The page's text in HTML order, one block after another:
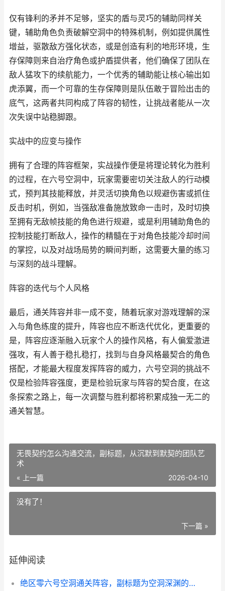
仅有锋利的矛并不足够，坚实的盾与灵巧的辅助同样关
键，辅助角色负责破解空洞中的特殊机制，例如提供属性
增益，驱散敌方强化状态，或是创造有利的地形环境，生
存保障则来自治疗角色或护盾提供者，他们确保了团队在
敌人猛攻下的续航能力，一个优秀的辅助能让核心输出如
虎添翼，而一个可靠的生存保障则是队伍敢于冒险出击的
底气，这两者共同构成了阵容的韧性，让挑战者能从一次
次失误中站稳脚跟。
实战中的应变与操作
拥有了合理的阵容框架，实战操作便是将理论转化为胜利
的过程，在六号空洞中，玩家需要密切关注敌人的行动模
式，预判其技能释放，并灵活切换角色以规避伤害或抓住
反击时机，例如，当强敌准备施放致命一击时，及时切换
至拥有无敌帧技能的角色进行规避，或是利用辅助角色的
控制技能打断敌人，操作的精髓在于对角色技能冷却时间
的掌控，以及对战场局势的瞬间判断，这需要大量的练习
与深刻的战斗理解。
阵容的迭代与个人风格
最后，通关阵容并非一成不变，随着玩家对游戏理解的深
入与角色练度的提升，阵容也应不断迭代优化，更重要的
是，阵容应逐渐融入玩家个人的操作风格，有人偏爱激进
强攻，有人善于稳扎稳打，找到与自身风格最契合的角色
搭配，才能最大程度发挥阵容的威力，六号空洞的挑战不
仅是检验阵容强度，更是检验玩家与阵容的契合度，在这
条探索之路上，每一次调整与胜利都将积累成独一无二的
通关智慧。
无畏契约怎么沟通交流，副标题，从沉默到默契的团队艺
术
« 上一篇 2026-04-10
没有了！
下一篇 »
延伸阅读
绝区零六号空洞通关阵容，副标题为空洞深渊的破阵三重奏